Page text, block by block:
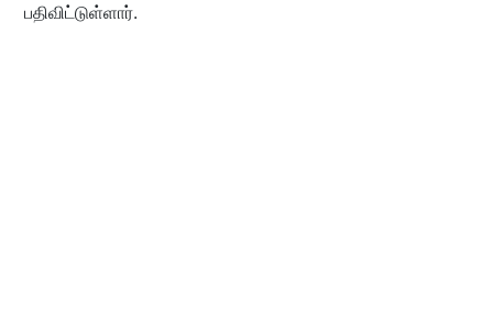
பதிவிட்டுள்ளார்.